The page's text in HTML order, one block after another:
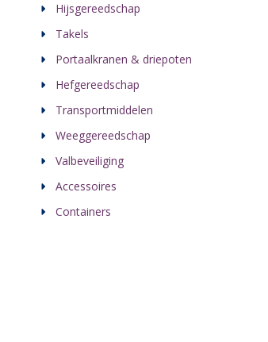
Hijsgereedschap
Takels
Portaalkranen & driepoten
Hefgereedschap
Transportmiddelen
Weeggereedschap
Valbeveiliging
Accessoires
Containers